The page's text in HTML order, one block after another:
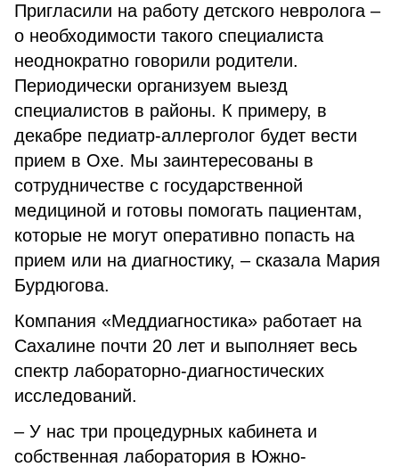
Пригласили на работу детского невролога –
о необходимости такого специалиста
неоднократно говорили родители.
Периодически организуем выезд
специалистов в районы. К примеру, в
декабре педиатр-аллерголог будет вести
прием в Охе. Мы заинтересованы в
сотрудничестве с государственной
медициной и готовы помогать пациентам,
которые не могут оперативно попасть на
прием или на диагностику, – сказала Мария
Бурдюгова.
Компания «Меддиагностика» работает на
Сахалине почти 20 лет и выполняет весь
спектр лабораторно-диагностических
исследований.
– У нас три процедурных кабинета и
собственная лаборатория в Южно-